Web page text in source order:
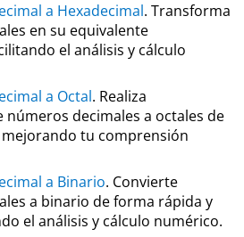
a Hexadecimal. Transforma
en su equivalente
el análisis y cálculo
a Octal. Realiza
números decimales a octales de
tu comprensión
a Binario. Convierte
a binario de forma rápida y
el análisis y cálculo numérico.